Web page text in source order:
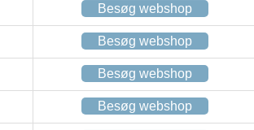
Besøg webshop
Besøg webshop
Besøg webshop
Besøg webshop